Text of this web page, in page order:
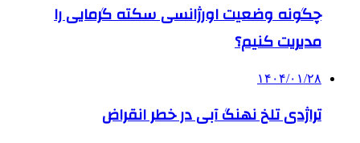
چگونه وضعیت اورژانسی سکته گرمایی را
مدیریت کنیم؟
۱۴۰۴/۰۱/۲۸
تراژدی تلخ نهنگ آبی در خطر انقراض